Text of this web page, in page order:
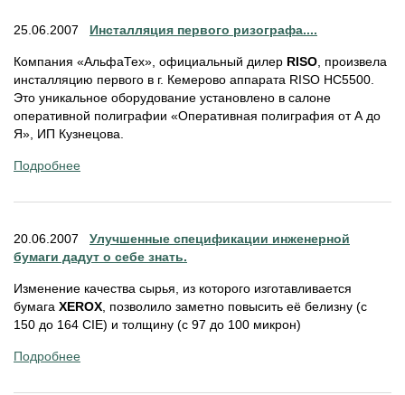
25.06.2007 Инсталляция первого ризографа....
Компания «АльфаТех», официальный дилер RISO , произвела
инсталляцию первого в г. Кемерово аппарата RISO НС5500.
Это уникальное оборудование установлено в салоне
оперативной полиграфии «Оперативная полиграфия от А до
Я», ИП Кузнецова.
Подробнее
20.06.2007 Улучшенные спецификации инженерной
бумаги дадут о себе знать.
Изменение качества сырья, из которого изготавливается
бумага XEROX , позволило заметно повысить её белизну (с
150 до 164 CIE) и толщину (с 97 до 100 микрон)
Подробнее